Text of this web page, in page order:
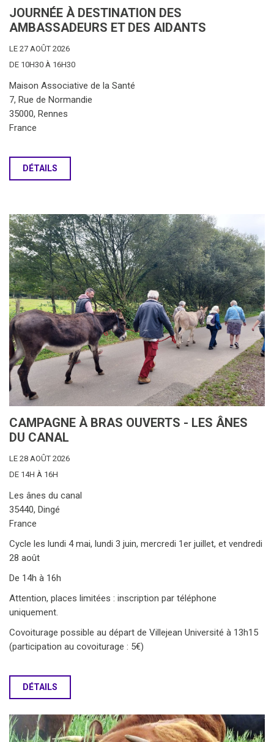
JOURNÉE À DESTINATION DES
AMBASSADEURS ET DES AIDANTS
LE 27 AOÛT 2026
DE 10H30 À 16H30
Maison Associative de la Santé
7, Rue de Normandie
35000, Rennes
France
DÉTAILS
CAMPAGNE À BRAS OUVERTS - LES ÂNES
DU CANAL
LE 28 AOÛT 2026
DE 14H À 16H
Les ânes du canal
35440, Dingé
France
Cycle les lundi 4 mai, lundi 3 juin, mercredi 1er juillet, et vendredi
28 août
De 14h à 16h
Attention, places limitées : inscription par téléphone
uniquement.
Covoiturage possible au départ de Villejean Université à 13h15
(participation au covoiturage : 5€)
DÉTAILS